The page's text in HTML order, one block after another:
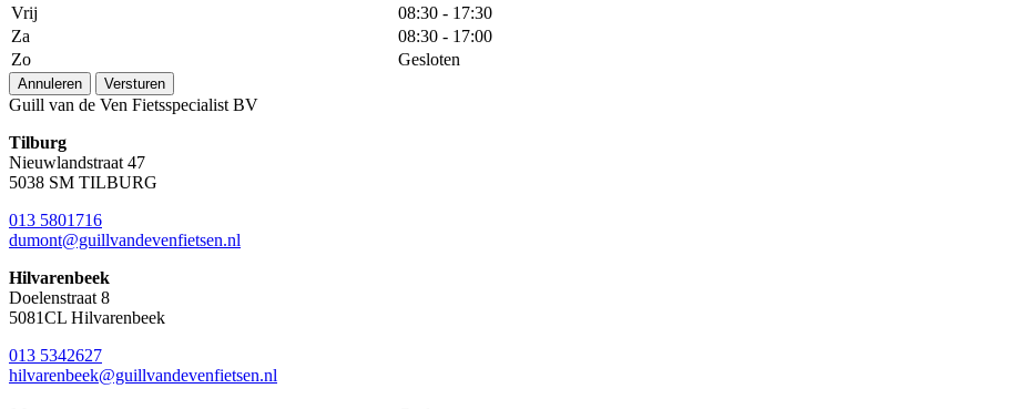
Vrij
08:30 - 17:30
Za
08:30 - 17:00
Zo
Gesloten
Annuleren Versturen
Guill van de Ven Fietsspecialist BV
Tilburg
Nieuwlandstraat 47
5038 SM TILBURG
013 5801716
dumont@guillvandevenfietsen.nl
Hilvarenbeek
Doelenstraat 8
5081CL Hilvarenbeek
013 5342627
hilvarenbeek@guillvandevenfietsen.nl